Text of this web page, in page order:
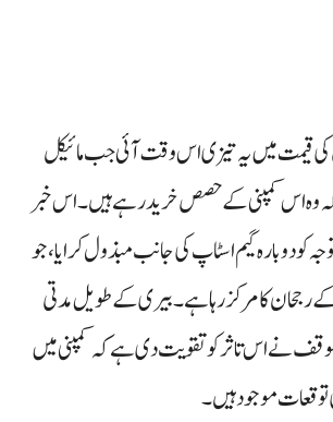
قیمت میں یہ تیزی اس وقت آئی جب مائیکل
وہ اس کمپنی کے حصص خرید رہے ہیں۔ اس خبر
کو دوبارہ گیم اسٹاپ کی جانب مبذول کرایا، جو
رجحان کا مرکز رہا ہے۔ بیری کے طویل مدتی
نے اس تاثر کو تقویت دی ہے کہ کمپنی میں
توقعات موجود ہیں۔